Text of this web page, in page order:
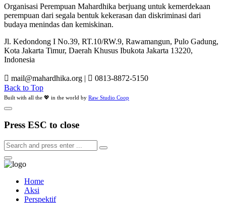
Organisasi Perempuan Mahardhika berjuang untuk kemerdekaan
perempuan dari segala bentuk kekerasan dan diskriminasi dari
budaya menindas dan kemiskinan.
Jl. Kedondong I No.39, RT.10/RW.9, Rawamangun, Pulo Gadung,
Kota Jakarta Timur, Daerah Khusus Ibukota Jakarta 13220,
Indonesia
mail@mahardhika.org |
0813-8872-5150
Back to Top
Built with all the 💖 in the world by Raw Studio Coop
Press ESC to close
Home
Aksi
Perspektif